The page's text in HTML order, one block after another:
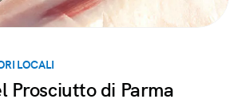
LOCALI
Prosciutto di Parma